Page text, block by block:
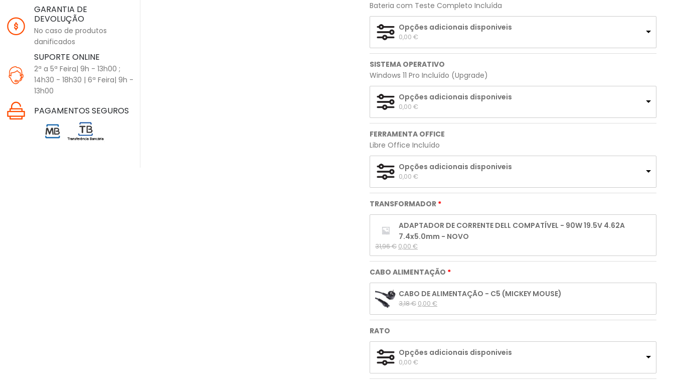
Bateria com Teste Completo Incluída
Opções adicionais disponiveis
0,00 €
SISTEMA OPERATIVO
Windows 11 Pro Incluído (Upgrade)
Opções adicionais disponiveis
0,00 €
FERRAMENTA OFFICE
Libre Office Incluído
Opções adicionais disponiveis
0,00 €
TRANSFORMADOR
ADAPTADOR DE CORRENTE DELL COMPATÍVEL - 90W 19.5V 4.62A
7.4x5.0mm - NOVO
31,96 € 0,00 €
CABO ALIMENTAÇÃO
CABO DE ALIMENTAÇÃO - C5 (MICKEY MOUSE)
3,18 € 0,00 €
RATO
Opções adicionais disponiveis
0,00 €
GARANTIA DE
DEVOLUÇÃO
No caso de produtos
danificados
SUPORTE ONLINE
2ª a 5ª Feira| 9h - 13h00 ;
14h30 - 18h30 | 6ª Feira| 9h -
13h00
PAGAMENTOS SEGUROS